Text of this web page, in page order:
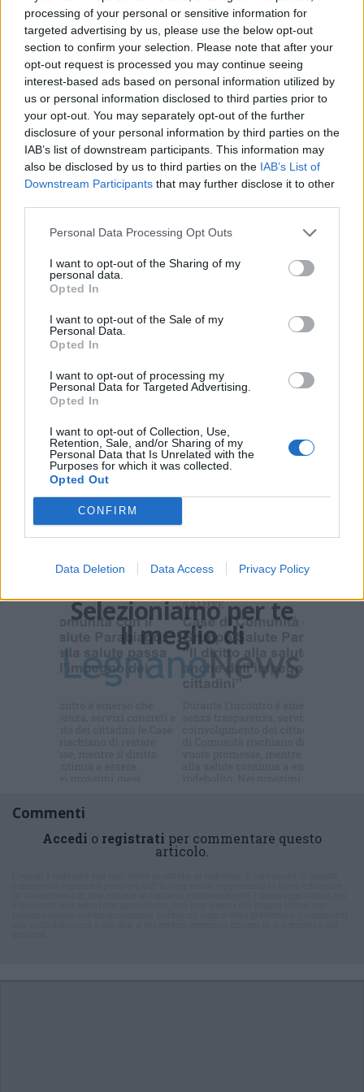
processing of your personal or sensitive information for
targeted advertising by us, please use the below opt-out
section to confirm your selection. Please note that after your
opt-out request is processed you may continue seeing
interest-based ads based on personal information utilized by
us or personal information disclosed to third parties prior to
your opt-out. You may separately opt-out of the further
disclosure of your personal information by third parties on the
IAB’s list of downstream participants. This information may
also be disclosed by us to third parties on the IAB’s List of
Downstream Participants that may further disclose it to other
Personal Data Processing Opt Outs
I want to opt-out of the Sharing of my
personal data.
Opted In
I want to opt-out of the Sale of my
Personal Data.
Opted In
I want to opt-out of processing my
Personal Data for Targeted Advertising.
Opted In
I want to opt-out of Collection, Use,
Retention, Sale, and/or Sharing of my
Personal Data that Is Unrelated with the
Purposes for which it was collected.
Opted Out
CONFIRM
Data Deletion Data Access Privacy Policy
un coro di voci piene di passione e vita, ma
anche di rabbia e dolore. Un romanzo di ferite
e di balsami, di speranza e disperazione.
Maurizio de Giovanni ci ha fatto
innnamorare anche questa volta.
Via Confalonieri, 5
Castronno
diagosto
galleria del libro
libro sul comodino amanda colombo
LIBRO SUL COMODINO
Selezioniamo per te
Il meglio di
Commenti
Accedi o registrati per commentare questo
articolo.